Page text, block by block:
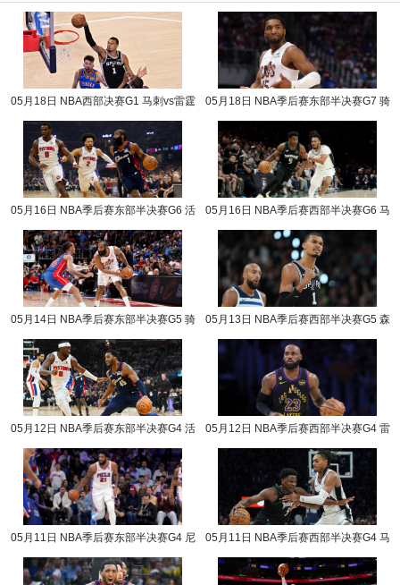
05月18日 NBA西部决赛G1 马刺vs雷霆
05月18日 NBA季后赛东部半决赛G7 骑
05月16日 NBA季后赛东部半决赛G6 活
05月16日 NBA季后赛西部半决赛G6 马
05月14日 NBA季后赛东部半决赛G5 骑
05月13日 NBA季后赛西部半决赛G5 森
05月12日 NBA季后赛东部半决赛G4 活
05月12日 NBA季后赛西部半决赛G4 雷
05月11日 NBA季后赛东部半决赛G4 尼
05月11日 NBA季后赛西部半决赛G4 马